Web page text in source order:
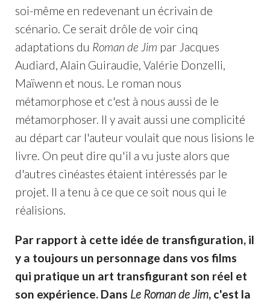
soi-même en redevenant un écrivain de
scénario. Ce serait drôle de voir cinq
adaptations du Roman de Jim par Jacques
Audiard, Alain Guiraudie, Valérie Donzelli,
Maïwenn et nous. Le roman nous
métamorphose et c'est à nous aussi de le
métamorphoser. Il y avait aussi une complicité
au départ car l'auteur voulait que nous lisions le
livre. On peut dire qu'il a vu juste alors que
d'autres cinéastes étaient intéressés par le
projet. Il a tenu à ce que ce soit nous qui le
réalisions.
Par rapport à cette idée de transfiguration, il
y a toujours un personnage dans vos films
qui pratique un art transfigurant son réel et
son expérience. Dans Le Roman de Jim, c'est la